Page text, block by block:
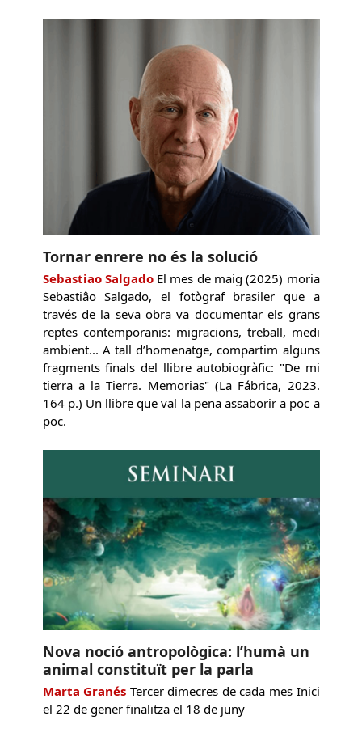
Tornar enrere no és la solució
Sebastiao SalgadoEl mes de maig (2025) moria
Sebastiâo Salgado, el fotògraf brasiler que a
través de la seva obra va documentar els grans
reptes contemporanis: migracions, treball, medi
ambient... A tall d’homenatge, compartim alguns
fragments finals del llibre autobiogràfic: "De mi
tierra a la Tierra. Memorias" (La Fábrica, 2023.
164 p.) Un llibre que val la pena assaborir a poc a
poc.
Nova noció antropològica: l’humà un
animal constituït per la parla
Marta Granés Tercer dimecres de cada mes Inici
el 22 de gener finalitza el 18 de juny